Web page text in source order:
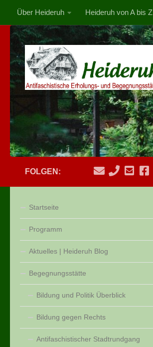
Zum Inhalt springen
Über Heideruh Heideruh von A bis Z
FOLGEN:
Startseite
Programm
Aktuelles | Heideruh Blog
Begegnungsstätte
Bildung und Politik Überblick
Bildung gegen Rechts
Antifaschistischer Stadtrundgang